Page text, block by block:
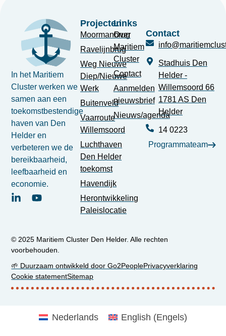
In het Maritiem
Cluster werken we
samen aan een
toekomstbestendige
haven van Den
Helder en
verbeteren we de
bereikbaarheid,
leefbaarheid en
economie.
Contact
Stadhuis Den
Helder -
Willemsoord 66
1781 AS Den
Helder
14 0223
Programmateam
Projecten
Moormanbrug
Ravelijnbrug
Weg Nieuwe
Diep/Nieuwe
Werk
Buitenveld
Vaarroute
Willemsoord
Luchthaven
Den Helder
toekomst
Havendijk
Herontwikkeling
Paleislocatie
Links
Over
Maritiem
Cluster
Contact
Aanmelden
nieuwsbrief
Nieuws/agenda
© 2025 Maritiem Cluster Den Helder. Alle rechten
voorbehouden.
🌱 Duurzaam ontwikkeld door Go2PeoplePrivacyverklaring
Cookie statementSitemap
Nederlands English (Engels)